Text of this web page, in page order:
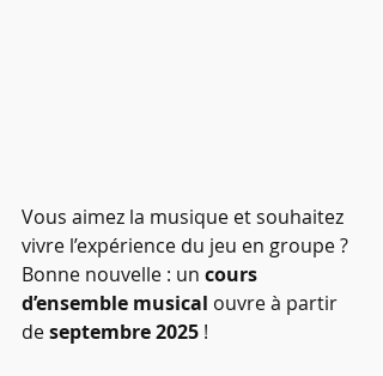
Vous aimez la musique et souhaitez
vivre l’expérience du jeu en groupe ?
Bonne nouvelle : un cours
d’ensemble musical ouvre à partir
de septembre 2025 !